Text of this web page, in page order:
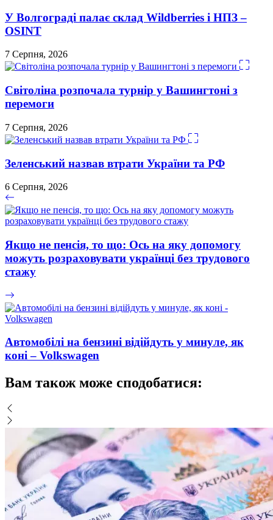
У Волгограді палає склад Wildberries і НПЗ –
OSINT
7 Серпня, 2026
Світоліна розпочала турнір у Вашингтоні з
перемоги
7 Серпня, 2026
Зеленський назвав втрати України та РФ
6 Серпня, 2026
Якщо не пенсія, то що: Ось на яку допомогу
можуть розраховувати українці без трудового
стажу
Автомобілі на бензині відійдуть у минуле, як
коні – Volkswagen
Вам також може сподобатися: